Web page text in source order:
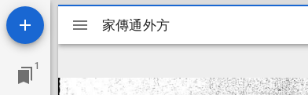
1
Mirador
ビ
ュ
家傳通外方
家傳通外方